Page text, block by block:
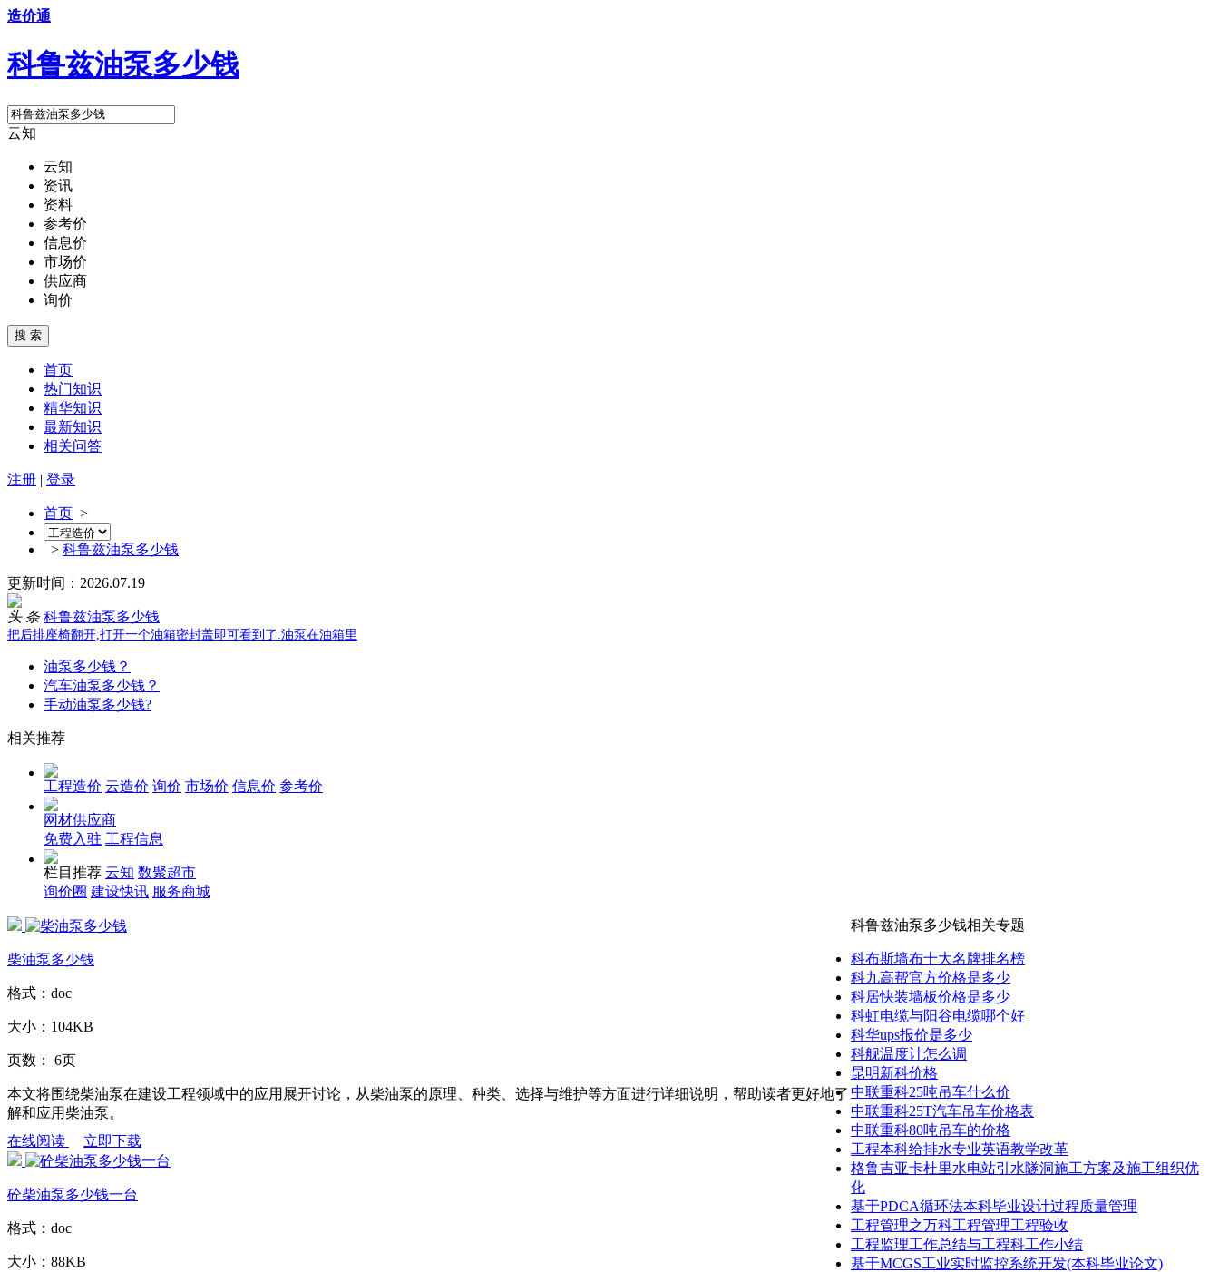
造价通
科鲁兹油泵多少钱
云知
云知
资讯
资料
参考价
信息价
市场价
供应商
询价
搜 索
首页
热门知识
精华知识
最新知识
相关问答
注册 | 登录
首页 >
> 科鲁兹油泵多少钱
更新时间：2026.07.19
头 条 科鲁兹油泵多少钱
把后排座椅翻开,打开一个油箱密封盖即可看到了.油泵在油箱里
油泵多少钱？
汽车油泵多少钱？
手动油泵多少钱?
相关推荐
工程造价 云造价 询价 市场价 信息价 参考价
网材供应商
免费入驻 工程信息
栏目推荐 云知 数聚超市
询价圈 建设快讯 服务商城
柴油泵多少钱
格式： doc
大小： 104KB
页数： 6页
本文将围绕柴油泵在建设工程领域中的应用展开讨论，从柴油泵的原理、种类、选择与维护等方面进行详细说明，帮助读者更好地了
解和应用柴油泵。
在线阅读
立即下载
砼柴油泵多少钱一台
格式： doc
大小： 88KB
科鲁兹油泵多少钱相关专题
科布斯墙布十大名牌排名榜
科九高帮官方价格是多少
科居快装墙板价格是多少
科虹电缆与阳谷电缆哪个好
科华ups报价是多少
科舰温度计怎么调
昆明新科价格
中联重科25吨吊车什么价
中联重科25T汽车吊车价格表
中联重科80吨吊车的价格
工程本科给排水专业英语教学改革
格鲁吉亚卡杜里水电站引水隧洞施工方案及施工组织优
化
基于PDCA循环法本科毕业设计过程质量管理
工程管理之万科工程管理工程验收
工程监理工作总结与工程科工作小结
基于MCGS工业实时监控系统开发(本科毕业论文)